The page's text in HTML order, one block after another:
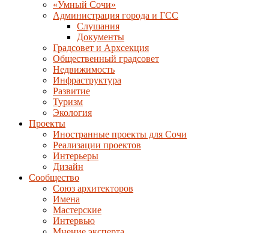
«Умный Сочи»
Администрация города и ГСС
Слушания
Документы
Градсовет и Архсекция
Общественный градсовет
Недвижимость
Инфраструктура
Развитие
Туризм
Экология
Проекты
Иностранные проекты для Сочи
Реализации проектов
Интерьеры
Дизайн
Сообщество
Союз архитекторов
Имена
Мастерские
Интервью